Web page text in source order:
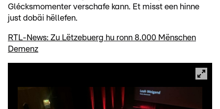
Glécksmomenter verschafe kann. Et misst een hinne
just dobäi hëllefen.
RTL-News: Zu Lëtzebuerg hu ronn 8.000 Mënschen
Demenz